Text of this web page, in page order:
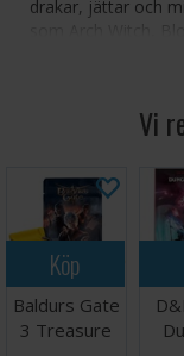
drakar, jättar och
som Arch Witch,
ingår och låt
lättanvända
många år framöver.
innehåller:
Den största
över 500
att välja
9
Vi
Köp
Baldurs Gate
3 Treasure